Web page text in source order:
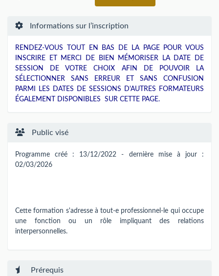
Informations sur l’inscription
RENDEZ-VOUS TOUT EN BAS DE LA PAGE POUR VOUS
INSCRIRE ET MERCI DE BIEN MÉMORISER LA DATE DE
SESSION DE VOTRE CHOIX AFIN DE POUVOIR LA
SÉLECTIONNER SANS ERREUR ET SANS CONFUSION
PARMI LES DATES DE SESSIONS D'AUTRES FORMATEURS
ÉGALEMENT DISPONIBLES SUR CETTE PAGE.
Public visé
Programme créé : 13/12/2022 - dernière mise à jour :
02/03/2026
Cette formation s'adresse à tout-e professionnel-le qui occupe
une fonction ou un rôle impliquant des relations
interpersonnelles.
Prérequis